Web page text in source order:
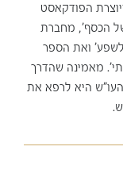
הפודקאסט
הכסף', מחברת
לשפע' ואת הספר
מאמינה שהדרך
היא לרפא את